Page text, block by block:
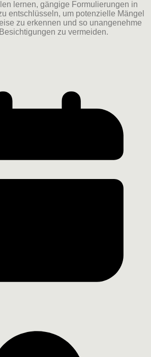
lernen, gängige Formulierungen in
entschlüsseln, um potenzielle Mängel
zu erkennen und so unangenehme
zu vermeiden.